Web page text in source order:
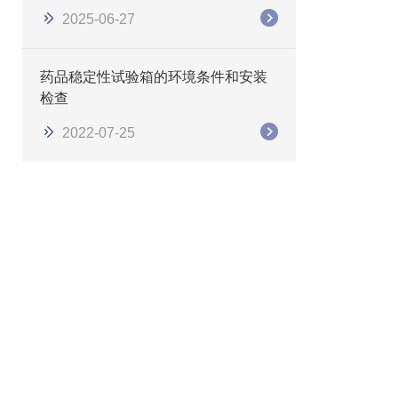
2025-06-27
药品稳定性试验箱的环境条件和安装
检查
2022-07-25